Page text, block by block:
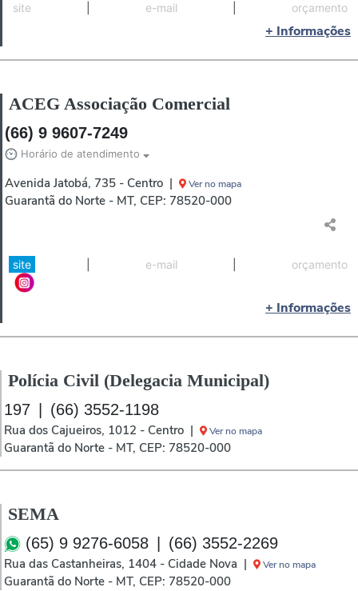
site e-mail orçamento
+ Informações
ACEG Associação Comercial
(66) 9 9607-7249
Horário de atendimento
Avenida Jatobá, 735 - Centro | Ver no mapa
Guarantã do Norte - MT, CEP: 78520-000
site e-mail orçamento
+ Informações
Polícia Civil (Delegacia Municipal)
197 (66) 3552-1198
Rua dos Cajueiros, 1012 - Centro | Ver no mapa
Guarantã do Norte - MT, CEP: 78520-000
SEMA
(65) 9 9276-6058 (66) 3552-2269
Rua das Castanheiras, 1404 - Cidade Nova | Ver no mapa
Guarantã do Norte - MT, CEP: 78520-000